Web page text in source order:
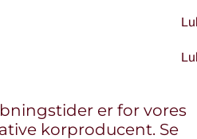
er for vores
korproducent. Se